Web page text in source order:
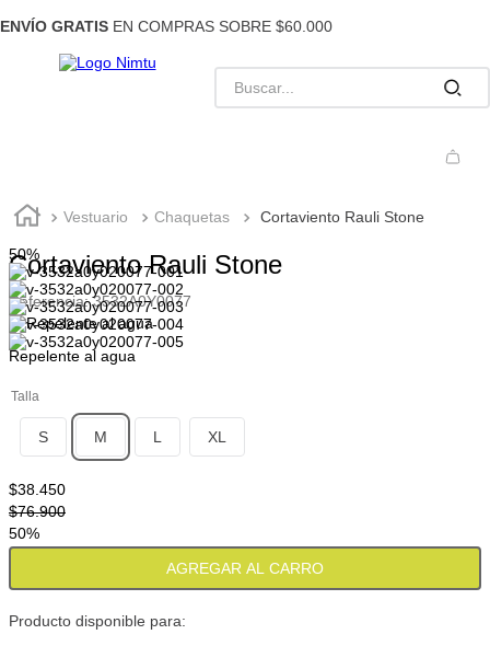
ENVÍO GRATIS EN COMPRAS SOBRE $60.000
Vestuario Chaquetas Cortaviento Rauli Stone
50%
Cortaviento Rauli Stone
Referencia:3532A0Y0077
Repelente al agua
Talla
S M L XL
$38 450
$76.900
50%
AGREGAR AL CARRO
Producto disponible para: